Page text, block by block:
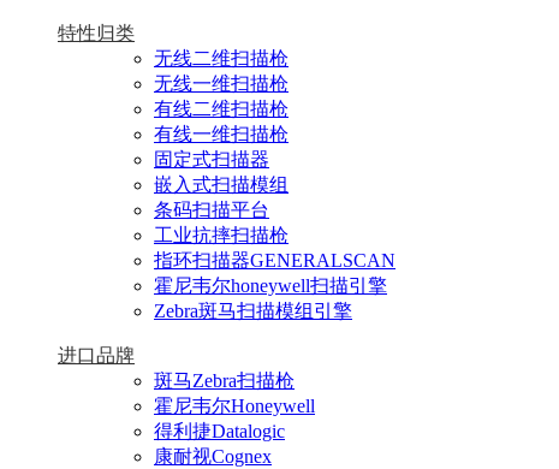
特性归类
无线二维扫描枪
无线一维扫描枪
有线二维扫描枪
有线一维扫描枪
固定式扫描器
嵌入式扫描模组
条码扫描平台
工业抗摔扫描枪
指环扫描器GENERALSCAN
霍尼韦尔honeywell扫描引擎
Zebra斑马扫描模组引擎
进口品牌
斑马Zebra扫描枪
霍尼韦尔Honeywell
得利捷Datalogic
康耐视Cognex